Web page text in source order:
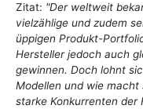
Zitat: "Der weltweit
vielzählige und zudem
üppigen Produkt-
Hersteller jedoch auch
gewinnen. Doch lohnt
Modellen und wie macht
starke Konkurrenten der